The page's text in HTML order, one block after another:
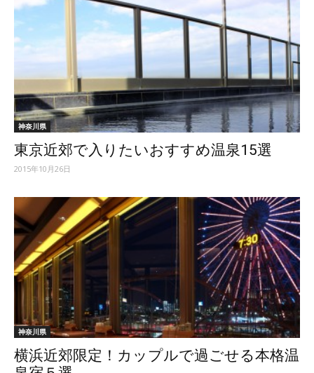
神奈川県
東京近郊で入りたいおすすめ温泉15選
2015年10月26日
神奈川県
横浜近郊限定！カップルで過ごせる本格温